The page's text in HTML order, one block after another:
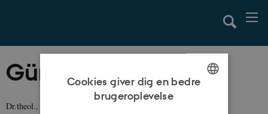
Günter Weitling
Dr.theol., pastor emeritus.
Cookies giver dig en bedre
brugeroplevelse